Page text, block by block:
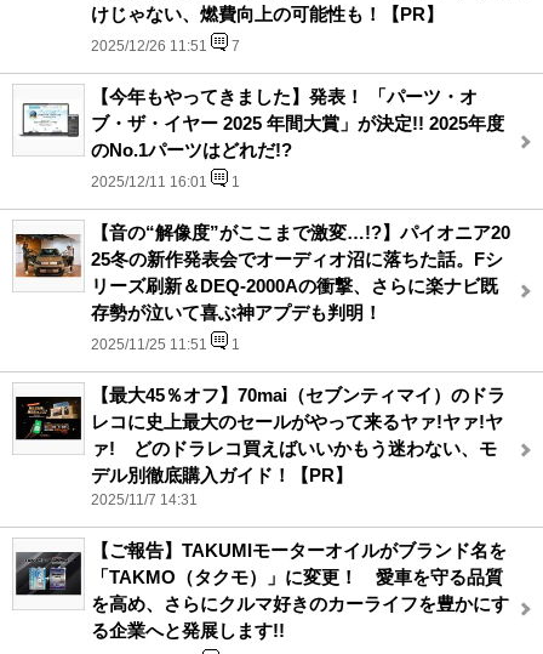
けじゃない、燃費向上の可能性も！【PR】
2025/12/26 11:51 7
【今年もやってきました】発表！ 「パーツ・オ
ブ・ザ・イヤー 2025 年間大賞」が決定!! 2025年度
のNo.1パーツはどれだ!?
2025/12/11 16:01 1
【音の“解像度”がここまで激変…!?】パイオニア20
25冬の新作発表会でオーディオ沼に落ちた話。Fシ
リーズ刷新＆DEQ-2000Aの衝撃、さらに楽ナビ既
存勢が泣いて喜ぶ神アプデも判明！
2025/11/25 11:51 1
【最大45％オフ】70mai（セブンティマイ）のドラ
レコに史上最大のセールがやって来るヤァ!ヤァ!ヤ
ァ! どのドラレコ買えばいいかもう迷わない、モ
デル別徹底購入ガイド！【PR】
2025/11/7 14:31
【ご報告】TAKUMIモーターオイルがブランド名を
「TAKMO（タクモ）」に変更！ 愛車を守る品質
を高め、さらにクルマ好きのカーライフを豊かにす
る企業へと発展します!!